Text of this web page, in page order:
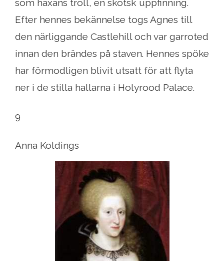
som häxans troll, en skotsk uppfinning.
Efter hennes bekännelse togs Agnes till
den närliggande Castlehill och var garroted
innan den brändes på staven. Hennes spöke
har förmodligen blivit utsatt för att flyta
ner i de stilla hallarna i Holyrood Palace.
9
Anna Koldings